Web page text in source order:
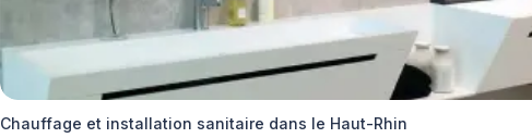
Chauffage et installation sanitaire dans le Haut-Rhin